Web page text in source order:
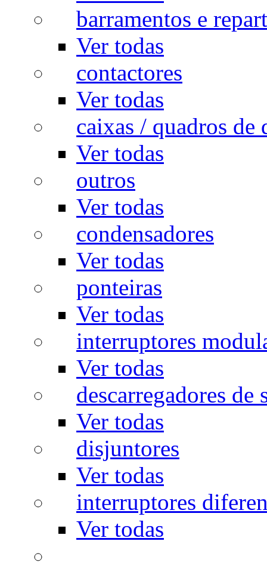
barramentos e
Ver todas
contactores
Ver todas
caixas / quadros de
Ver todas
outros
Ver todas
condensadores
Ver todas
ponteiras
Ver todas
interruptores
Ver todas
descarregadores de
Ver todas
disjuntores
Ver todas
interruptores
Ver todas